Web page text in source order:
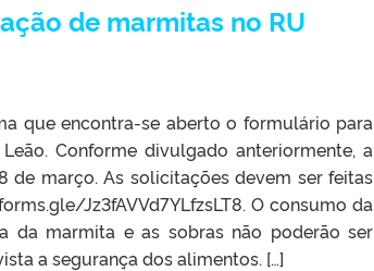
de marmitas no RU
que encontra-se aberto o formulário para
Conforme divulgado anteriormente, a
de março. As solicitações devem ser feitas
Jz3fAVVd7YLfzsLT8. O consumo da
da marmita e as sobras não poderão ser
a segurança dos alimentos. […]